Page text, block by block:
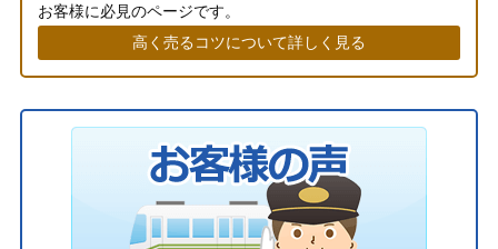
お客様に必見のページです。
高く売るコツについて詳しく見る